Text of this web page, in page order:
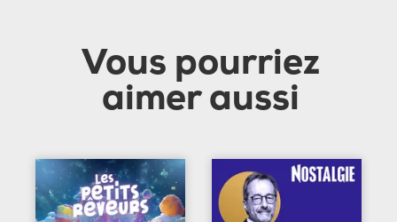
Vous pourriez
aimer aussi